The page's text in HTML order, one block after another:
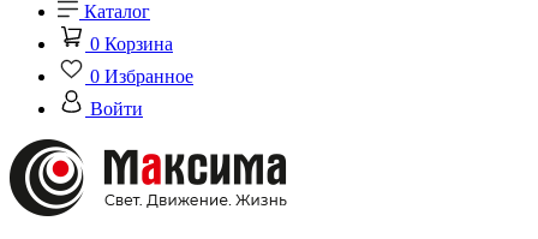
Каталог
0 Корзина
0 Избранное
Войти